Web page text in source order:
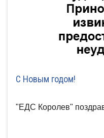
C Новым годом!
"ЕДС Королев"